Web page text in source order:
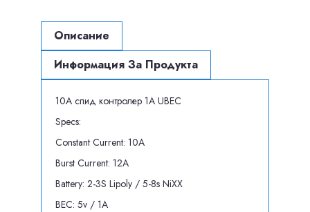
Описание
Информация За Продукта
10A спид контролер 1A UBEC
Specs:
Constant Current: 10A
Burst Current: 12A
Battery: 2-3S Lipoly / 5-8s NiXX
BEC: 5v / 1A